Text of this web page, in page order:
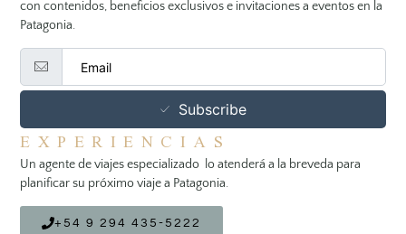
con contenidos, beneficios exclusivos e invitaciones a eventos en la
Patagonia.
Subscribe
EXPERIENCIAS
Un agente de viajes especializado lo atenderá a la breveda para
planificar su próximo viaje a Patagonia.
+54 9 294 435-5222